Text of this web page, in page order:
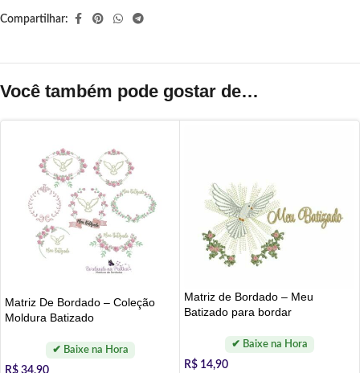
Compartilhar:
Você também pode gostar de…
Matriz De Bordado – Coleção
Moldura Batizado
Matriz de Bordado – Meu
Batizado para bordar
R$ 14,90